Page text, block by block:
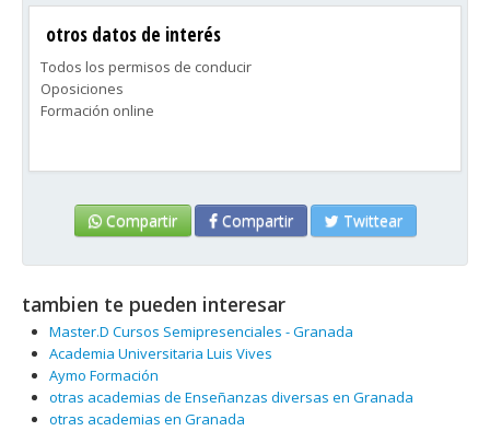
otros datos de interés
Todos los permisos de conducir
Oposiciones
Formación online
Compartir Compartir Twittear
tambien te pueden interesar
Master.D Cursos Semipresenciales - Granada
Academia Universitaria Luis Vives
Aymo Formación
otras academias de Enseñanzas diversas en Granada
otras academias en Granada